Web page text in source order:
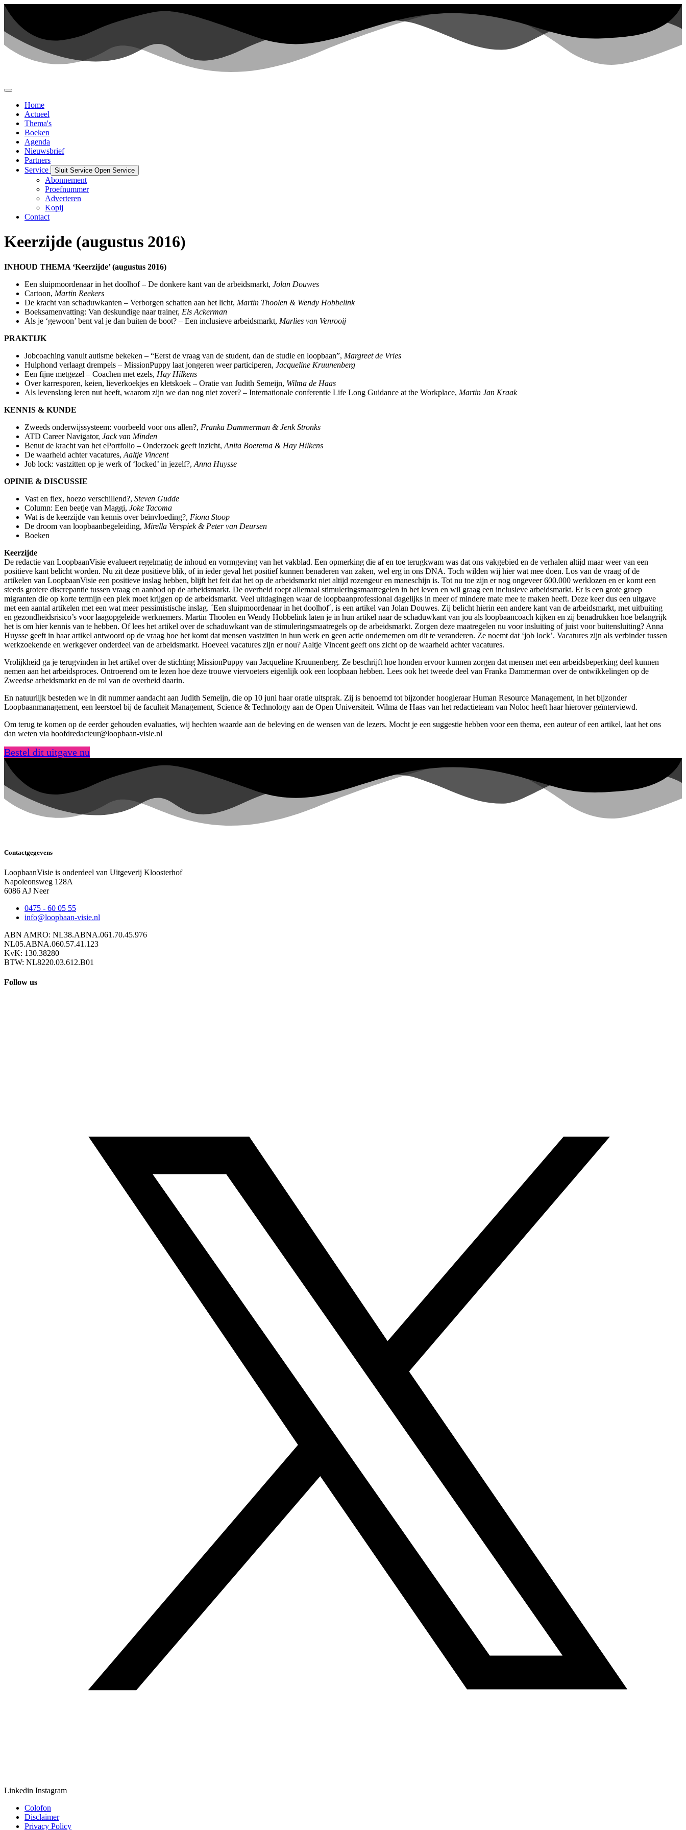
Ga
naar
inhoud
Home
Actueel
Thema's
Boeken
Agenda
Nieuwsbrief
Partners
Service
Sluit Service Open Service
Abonnement
Proefnummer
Adverteren
Kopij
Contact
Keerzijde (augustus 2016)
INHOUD THEMA ‘Keerzijde’ (augustus 2016)
Een sluipmoordenaar in het doolhof – De donkere kant van de arbeidsmarkt, Jolan Douwes
Cartoon, Martin Reekers
De kracht van schaduwkanten – Verborgen schatten aan het licht, Martin Thoolen & Wendy Hobbelink
Boeksamenvatting: Van deskundige naar trainer, Els Ackerman
Als je ‘gewoon’ bent val je dan buiten de boot? – Een inclusieve arbeidsmarkt, Marlies van Venrooij
PRAKTIJK
Jobcoaching vanuit autisme bekeken – “Eerst de vraag van de student, dan de studie en loopbaan”, Margreet de Vries
Hulphond verlaagt drempels – MissionPuppy laat jongeren weer participeren, Jacqueline Kruunenberg
Een fijne metgezel – Coachen met ezels, Hay Hilkens
Over karresporen, keien, lieverkoekjes en kletskoek – Oratie van Judith Semeijn, Wilma de Haas
Als levenslang leren nut heeft, waarom zijn we dan nog niet zover? – Internationale conferentie Life Long Guidance at the Workplace, Martin Jan Kraak
KENNIS & KUNDE
Zweeds onderwijssysteem: voorbeeld voor ons allen?, Franka Dammerman & Jenk Stronks
ATD Career Navigator, Jack van Minden
Benut de kracht van het ePortfolio – Onderzoek geeft inzicht, Anita Boerema & Hay Hilkens
De waarheid achter vacatures, Aaltje Vincent
Job lock: vastzitten op je werk of ‘locked’ in jezelf?, Anna Huysse
OPINIE & DISCUSSIE
Vast en flex, hoezo verschillend?, Steven Gudde
Column: Een beetje van Maggi, Joke Tacoma
Wat is de keerzijde van kennis over beïnvloeding?, Fiona Stoop
De droom van loopbaanbegeleiding, Mirella Verspiek & Peter van Deursen
Boeken
Keerzijde
De redactie van LoopbaanVisie evalueert regelmatig de inhoud en vormgeving van het vakblad. Een opmerking die af en toe terugkwam was dat ons vakgebied en de verhalen altijd maar weer van een
positieve kant belicht worden. Nu zit deze positieve blik, of in ieder geval het positief kunnen benaderen van zaken, wel erg in ons DNA. Toch wilden wij hier wat mee doen. Los van de vraag of de
artikelen van LoopbaanVisie een positieve inslag hebben, blijft het feit dat het op de arbeidsmarkt niet altijd rozengeur en maneschijn is. Tot nu toe zijn er nog ongeveer 600.000 werklozen en er komt een
steeds grotere discrepantie tussen vraag en aanbod op de arbeidsmarkt. De overheid roept allemaal stimuleringsmaatregelen in het leven en wil graag een inclusieve arbeidsmarkt. Er is een grote groep
migranten die op korte termijn een plek moet krijgen op de arbeidsmarkt. Veel uitdagingen waar de loopbaanprofessional dagelijks in meer of mindere mate mee te maken heeft. Deze keer dus een uitgave
met een aantal artikelen met een wat meer pessimistische inslag. ´Een sluipmoordenaar in het doolhof´, is een artikel van Jolan Douwes. Zij belicht hierin een andere kant van de arbeidsmarkt, met uitbuiting
en gezondheidsrisico’s voor laagopgeleide werknemers. Martin Thoolen en Wendy Hobbelink laten je in hun artikel naar de schaduwkant van jou als loopbaancoach kijken en zij benadrukken hoe belangrijk
het is om hier kennis van te hebben. Of lees het artikel over de schaduwkant van de stimuleringsmaatregels op de arbeidsmarkt. Zorgen deze maatregelen nu voor insluiting of juist voor buitensluiting? Anna
Huysse geeft in haar artikel antwoord op de vraag hoe het komt dat mensen vastzitten in hun werk en geen actie ondernemen om dit te veranderen. Ze noemt dat ‘job lock’. Vacatures zijn als verbinder tussen
werkzoekende en werkgever onderdeel van de arbeidsmarkt. Hoeveel vacatures zijn er nou? Aaltje Vincent geeft ons zicht op de waarheid achter vacatures.
Vrolijkheid ga je terugvinden in het artikel over de stichting MissionPuppy van Jacqueline Kruunenberg. Ze beschrijft hoe honden ervoor kunnen zorgen dat mensen met een arbeidsbeperking deel kunnen
nemen aan het arbeidsproces. Ontroerend om te lezen hoe deze trouwe viervoeters eigenlijk ook een loopbaan hebben. Lees ook het tweede deel van Franka Dammerman over de ontwikkelingen op de
Zweedse arbeidsmarkt en de rol van de overheid daarin.
En natuurlijk besteden we in dit nummer aandacht aan Judith Semeijn, die op 10 juni haar oratie uitsprak. Zij is benoemd tot bijzonder hoogleraar Human Resource Management, in het bijzonder
Loopbaanmanagement, een leerstoel bij de faculteit Management, Science & Technology aan de Open Universiteit. Wilma de Haas van het redactieteam van Noloc heeft haar hierover geïnterviewd.
Om terug te komen op de eerder gehouden evaluaties, wij hechten waarde aan de beleving en de wensen van de lezers. Mocht je een suggestie hebben voor een thema, een auteur of een artikel, laat het ons
dan weten via hoofdredacteur@loopbaan-visie.nl
Bestel dit uitgave nu
Contactgegevens
LoopbaanVisie is onderdeel van Uitgeverij Kloosterhof
Napoleonsweg 128A
6086 AJ Neer
0475 - 60 05 55
info@loopbaan-visie.nl
ABN AMRO: NL38.ABNA.061.70.45.976
NL05.ABNA.060.57.41.123
KvK: 130.38280
BTW: NL8220.03.612.B01
Follow us
Linkedin Instagram
Colofon
Disclaimer
Privacy Policy